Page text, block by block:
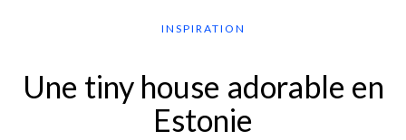
INSPIRATION
Une tiny house adorable en
Estonie